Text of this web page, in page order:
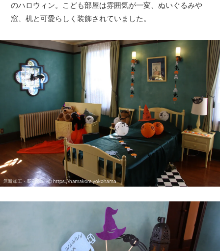
のハロウィン。こども部屋は雰囲気が一変、ぬいぐるみや
窓、机と可愛らしく装飾されていました。